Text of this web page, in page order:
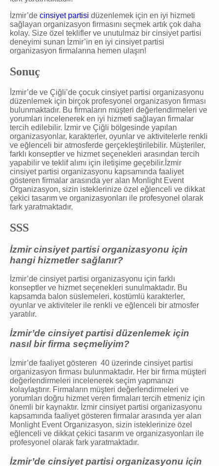
İzmir’de cinsiyet partisi düzenlemek için en iyi hizmeti
sağlayan organizasyon firmasını seçmek artık çok daha
kolay. Size özel teklifler ve unutulmaz bir cinsiyet partisi
deneyimi sunan İzmir’in en iyi cinsiyet partisi
organizasyon firmalarına hemen ulaşın!
Sonuç
İzmir’de ve Çiğli’de çocuk cinsiyet partisi organizasyonu
düzenlemek için birçok profesyonel organizasyon firması
bulunmaktadır. Bu firmaların müşteri değerlendirmeleri ve
yorumları incelenerek en iyi hizmeti sağlayan firmalar
tercih edilebilir. İzmir ve Çiğli bölgesinde yapılan
organizasyonlar, karakterler, oyunlar ve aktivitelerle renkli
ve eğlenceli bir atmosferde gerçekleştirilebilir. Müşteriler,
farklı konseptler ve hizmet seçenekleri arasından tercih
yapabilir ve teklif alımı için iletişime geçebilir.İzmir
cinsiyet partisi organizasyonu kapsamında faaliyet
gösteren firmalar arasında yer alan Monlight Event
Organizasyon, sizin isteklerinize özel eğlenceli ve dikkat
çekici tasarım ve organizasyonları ile profesyonel olarak
fark yaratmaktadır.
SSS
İzmir cinsiyet partisi organizasyonu için
hangi hizmetler sağlanır?
İzmir’de cinsiyet partisi organizasyonu için farklı
konseptler ve hizmet seçenekleri sunulmaktadır. Bu
kapsamda balon süslemeleri, kostümlü karakterler,
oyunlar ve aktiviteler ile renkli ve eğlenceli bir atmosfer
yaratılır.
İzmir’de cinsiyet partisi düzenlemek için
nasıl bir firma seçmeliyim?
İzmir’de faaliyet gösteren 40 üzerinde cinsiyet partisi
organizasyon firması bulunmaktadır. Her bir firma müşteri
değerlendirmeleri incelenerek seçim yapmanızı
kolaylaştırır. Firmaların müşteri değerlendirmeleri ve
yorumları doğru hizmet veren firmaları tercih etmeniz için
önemli bir kaynaktır. İzmir cinsiyet partisi organizasyonu
kapsamında faaliyet gösteren firmalar arasında yer alan
Monlight Event Organizasyon, sizin isteklerinize özel
eğlenceli ve dikkat çekici tasarım ve organizasyonları ile
profesyonel olarak fark yaratmaktadır.
İzmir’de cinsiyet partisi organizasyonu için